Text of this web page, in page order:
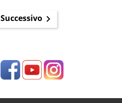
Successivo
FacebookYouTubeInstagram